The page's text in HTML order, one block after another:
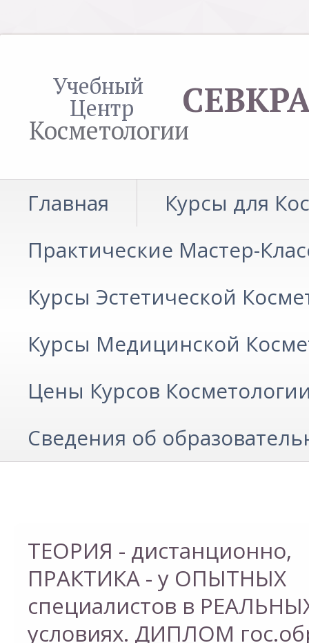
Косметологии
Учебный
Центр
Главная
Курсы для
Практические Мастер-
Курсы Эстетической
Курсы Медицинской
Цены Курсов
Сведения об
ТЕОРИЯ - дистанционно,
ПРАКТИКА - у ОПЫТНЫХ
специалистов в
условиях. ДИПЛОМ
ТЕОРИЯ - дистанционно,
ПРАКТИКА - у ОПЫТНЫХ
специалистов в
условиях. ДИПЛОМ